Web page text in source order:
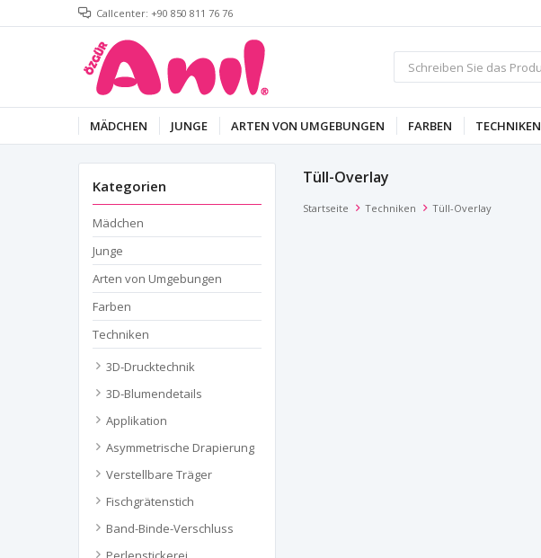
Callcenter: +90 850 811 76 76
MÄDCHEN JUNGE ARTEN VON UMGEBUNGEN FARBEN TECHNIKEN
Kategorien
Mädchen
Junge
Arten von Umgebungen
Farben
Techniken
3D-Drucktechnik
3D-Blumendetails
Applikation
Asymmetrische Drapierung
Verstellbare Träger
Fischgrätenstich
Band-Binde-Verschluss
Tüll-Overlay
Startseite Techniken Tüll-Overlay